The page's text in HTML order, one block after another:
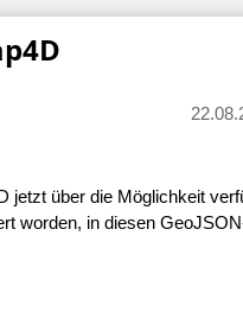
jetzt über die Möglichkeit
worden, in diesen